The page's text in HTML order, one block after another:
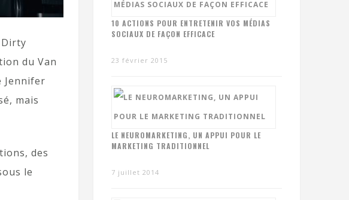
du Van
Jennifer
mais
des
le
10 ACTIONS POUR ENTRETENIR VOS MÉDIAS
SOCIAUX DE FAÇON EFFICACE
23 février 2015
LE NEUROMARKETING, UN APPUI POUR LE
MARKETING TRADITIONNEL
7 juillet 2014